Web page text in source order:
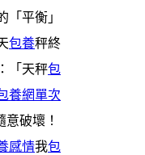
「平衡」
包養秤終
「天秤包
養網單次
意破壞！
感情我包